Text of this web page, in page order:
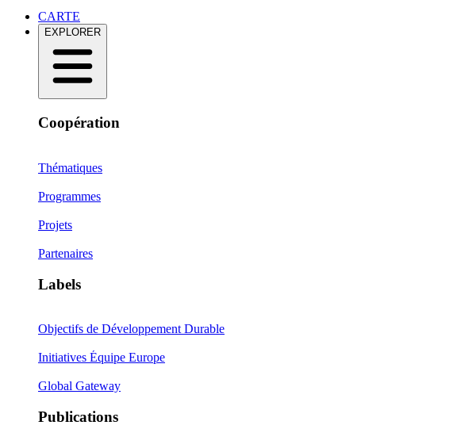
CARTE
EXPLORER
Coopération
Thématiques
Programmes
Projets
Partenaires
Labels
Objectifs de Développement Durable
Initiatives Équipe Europe
Global Gateway
Publications